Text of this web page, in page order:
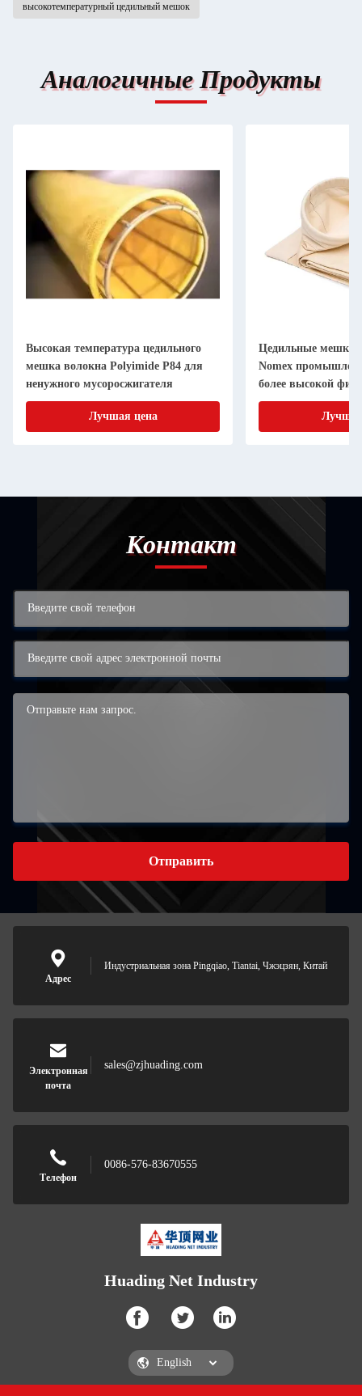
высокотемпературный цедильный мешок
Аналогичные Продукты
Высокая температура цедильного
мешка волокна Polyimide P84 для
ненужного мусоросжигателя
Лучшая цена
Цедильные мешки
Nomex
более высокой
температуры
Контакт
Отправить
Адрес
Индустриальная зона Pingqiao, Tiantai, Чжэцзян, Китай
Электронная
почта
sales@zjhuading.com
Телефон
0086-576-83670555
Huading Net Industry